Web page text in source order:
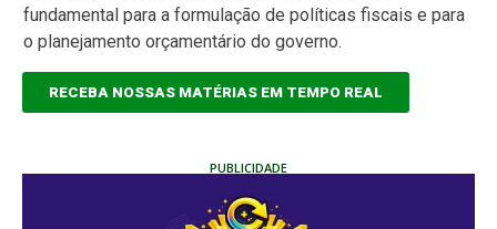
fundamental para a formulação de políticas fiscais e para
o planejamento orçamentário do governo.
RECEBA NOSSAS MATÉRIAS EM TEMPO REAL
PUBLICIDADE